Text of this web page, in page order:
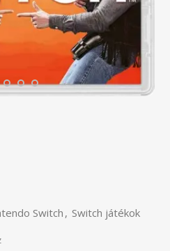
Switch , Switch játékok